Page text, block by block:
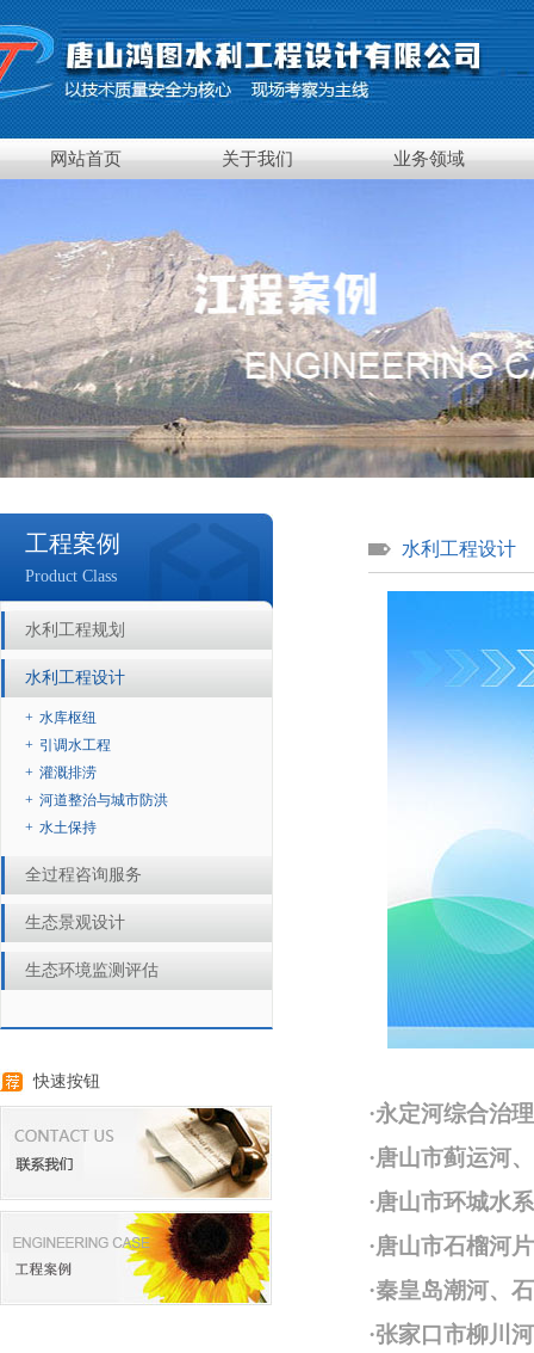
网站首页 关于我们 业务领域
工程案例
Product Class
水利工程规划
水利工程设计
+ 水库枢纽
+ 引调水工程
+ 灌溉排涝
+ 河道整治与城市防洪
+ 水土保持
全过程咨询服务
生态景观设计
生态环境监测评估
快速按钮
水利工程设计
·永定河综合治
·唐山市蓟运河
·唐山市环城水
·唐山市石榴河
·秦皇岛潮河、
·张家口市柳川